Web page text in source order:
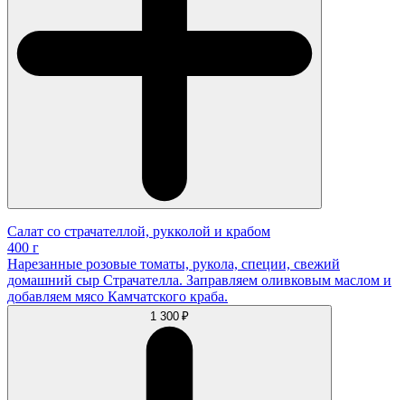
Салат со страчателлой, рукколой и крабом
400 г
Нарезанные розовые томаты, рукола, специи, свежий
домашний сыр Страчателла. Заправляем оливковым маслом и
добавляем мясо Камчатского краба.
1 300 ₽